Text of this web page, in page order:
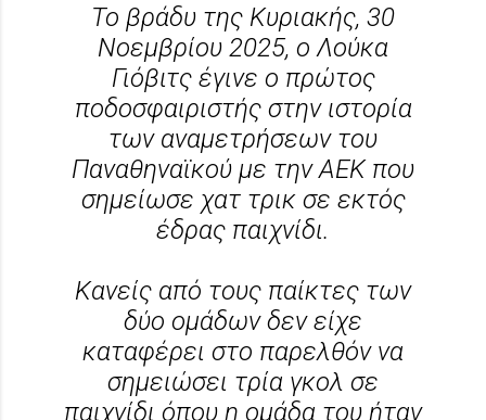
Το βράδυ της Κυριακής, 30
Νοεμβρίου 2025, ο Λούκα
Γιόβιτς έγινε ο πρώτος
ποδοσφαιριστής στην ιστορία
των αναμετρήσεων του
Παναθηναϊκού με την ΑΕΚ που
σημείωσε χατ τρικ σε εκτός
έδρας παιχνίδι.
Κανείς από τους παίκτες των
δύο ομάδων δεν είχε
καταφέρει στο παρελθόν να
σημειώσει τρία γκολ σε
παιχνίδι όπου η ομάδα του ήταν